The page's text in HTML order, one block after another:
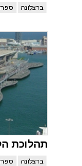
ברצלונה
תהלוכת
ברצלונה